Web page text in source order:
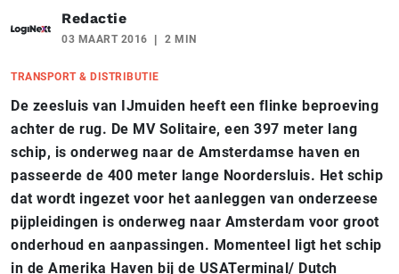
Redactie
03 MAART 2016 2 MIN
TRANSPORT & DISTRIBUTIE
De zeesluis van IJmuiden heeft een flinke beproeving
achter de rug. De MV Solitaire, een 397 meter lang
schip, is onderweg naar de Amsterdamse haven en
passeerde de 400 meter lange Noordersluis. Het schip
dat wordt ingezet voor het aanleggen van onderzeese
pijpleidingen is onderweg naar Amsterdam voor groot
onderhoud en aanpassingen. Momenteel ligt het schip
in de Amerika Haven bij de USATerminal/ Dutch